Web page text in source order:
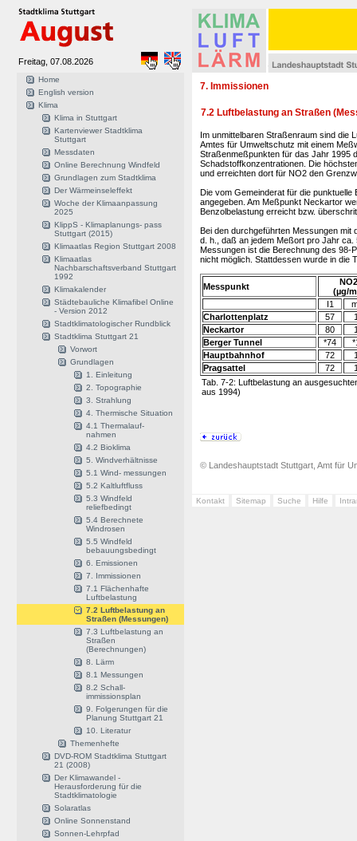
Freitag, 07.08.2026
Home
English version
Klima
Klima in Stuttgart
Kartenviewer Stadtklima
Stuttgart
Messdaten
Online Berechnung Windfeld
Grundlagen zum Stadtklima
Der Wärmeinseleffekt
Woche der Klimaanpassung
2025
KlippS - Klimaplanungs- pass
Stuttgart (2015)
Klimaatlas Region Stuttgart 2008
Klimaatlas
Nachbarschaftsverband Stuttgart
1992
Klimakalender
Städtebauliche Klimafibel Online
- Version 2012
Stadtklimatologischer Rundblick
Stadtklima Stuttgart 21
Vorwort
Grundlagen
1. Einleitung
2. Topographie
3. Strahlung
4. Thermische Situation
4.1 Thermalauf-
nahmen
4.2 Bioklima
5. Windverhältnisse
5.1 Wind- messungen
5.2 Kaltluftfluss
5.3 Windfeld
reliefbedingt
5.4 Berechnete
Windrosen
5.5 Windfeld
bebauungsbedingt
6. Emissionen
7. Immissionen
7.1 Flächenhafte
Luftbelastung
7.2 Luftbelastung an
Straßen (Messungen)
7.3 Luftbelastung an
Straßen
(Berechnungen)
8. Lärm
8.1 Messungen
8.2 Schall-
immissionsplan
9. Folgerungen für die
Planung Stuttgart 21
10. Literatur
Themenhefte
DVD-ROM Stadtklima Stuttgart
21 (2008)
Der Klimawandel -
Herausforderung für die
Stadtklimatologie
Solaratlas
Online Sonnenstand
Sonnen-Lehrpfad
7. Immissionen
7.2 Luftbelastung an Straßen
Im unmittelbaren Straßenraum sind die
Amtes für Umweltschutz mit einem
Straßenmeßpunkten für das Jahr 1995
Schadstoffkonzentrationen. Die
und erreichten dort für NO2 den
Die vom Gemeinderat für die punktuelle
angegeben. Am Meßpunkt Neckartor
Benzolbelastung erreicht bzw.
Bei den durchgeführten Messungen mit
d. h., daß an jedem Meßort pro Jahr
Messungen ist die Berechnung des 98-
nicht möglich. Stattdessen wurde in die
Messpunkt
NO2
(µg/
I1
Charlottenplatz
57
Neckartor
80
Berger Tunnel
*74
Hauptbahnhof
72
Pragsattel
72
Tab. 7-2: Luftbelastung an
aus 1994)
© Landeshauptstadt Stuttgart, Amt für
Kontakt Sitemap Suche Hilfe